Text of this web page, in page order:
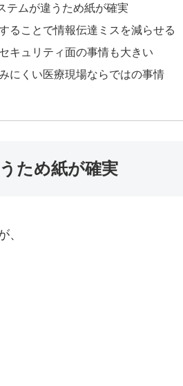
テムが違うため紙が確実
ることで情報伝達ミスを減らせる
キュリティ面の事情も大きい
にくい医療現場ならではの事情
ため紙が確実
、